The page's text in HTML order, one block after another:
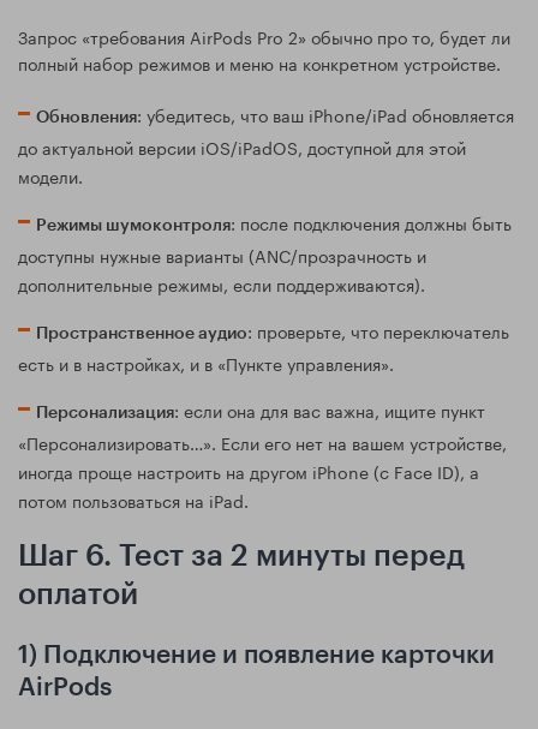
Запрос «требования AirPods Pro 2» обычно про то, будет ли
полный набор режимов и меню на конкретном устройстве.
Обновления: убедитесь, что ваш iPhone/iPad обновляется
до актуальной версии iOS/iPadOS, доступной для этой
модели.
Режимы шумоконтроля: после подключения должны быть
доступны нужные варианты (ANC/прозрачность и
дополнительные режимы, если поддерживаются).
Пространственное аудио: проверьте, что переключатель
есть и в настройках, и в «Пункте управления».
Персонализация: если она для вас важна, ищите пункт
«Персонализировать…». Если его нет на вашем устройстве,
иногда проще настроить на другом iPhone (с Face ID), а
потом пользоваться на iPad.
Шаг 6. Тест за 2 минуты перед
оплатой
1) Подключение и появление карточки
AirPods